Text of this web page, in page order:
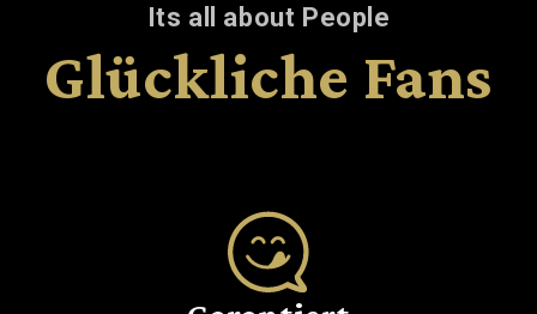
Its all about People
Glückliche Fans